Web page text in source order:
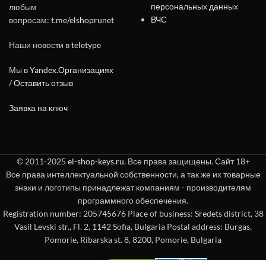
любым
вопросам: t.me/elshoprunet
Наши новости вteletype
Мы вYandex.Организациях
/Оставить отзыв
Заявка на ключ
персональных данных
ВЧС
© 2011-2025 el-shop-keys.ru. Все права защищены. Сайт 18+
Все права интеллектуальной собственности, а так же их товарные
знаки и логотипы принадлежат компаниям - производителям
программного обеспечения.
Registration number: 205745676 Place of business: Sredets district, 38
Vasil Levski str., Fl. 2, 1142 Sofia, Bulgaria Postal address: Burgas,
Pomorie, Ribarska st. 8, 8200, Pomorie, Bulgaria